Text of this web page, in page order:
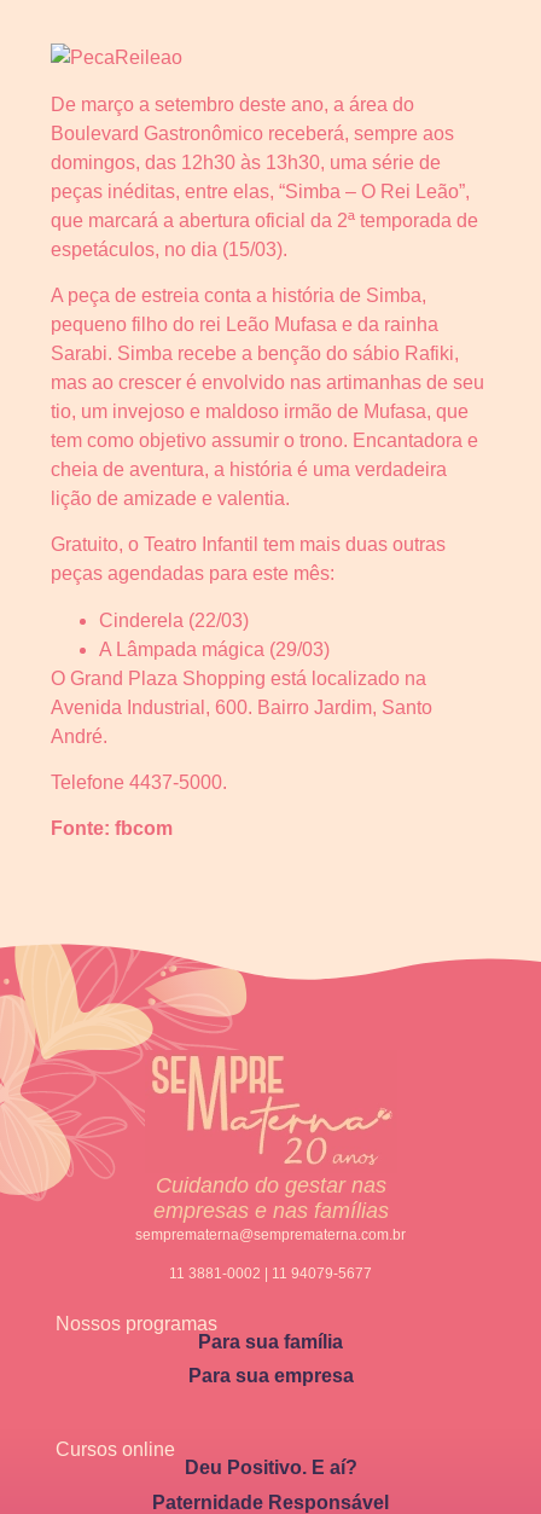
De março a setembro deste ano, a área do
Boulevard Gastronômico receberá, sempre aos
domingos, das 12h30 às 13h30, uma série de
peças inéditas, entre elas, “Simba – O Rei Leão”,
que marcará a abertura oficial da 2ª temporada de
espetáculos, no dia (15/03).
A peça de estreia conta a história de Simba,
pequeno filho do rei Leão Mufasa e da rainha
Sarabi. Simba recebe a benção do sábio Rafiki,
mas ao crescer é envolvido nas artimanhas de seu
tio, um invejoso e maldoso irmão de Mufasa, que
tem como objetivo assumir o trono. Encantadora e
cheia de aventura, a história é uma verdadeira
lição de amizade e valentia.
Gratuito, o Teatro Infantil tem mais duas outras
peças agendadas para este mês:
Cinderela (22/03)
A Lâmpada mágica (29/03)
O Grand Plaza Shopping está localizado na
Avenida Industrial, 600. Bairro Jardim, Santo
André.
Telefone 4437-5000.
Fonte: fbcom
Cuidando do gestar nas
empresas e nas famílias
semprematerna@semprematerna.com.br
11 3881-0002 | 11 94079-5677
Nossos programas
Para sua família
Para sua empresa
Cursos online
Deu Positivo. E aí?
Paternidade Responsável